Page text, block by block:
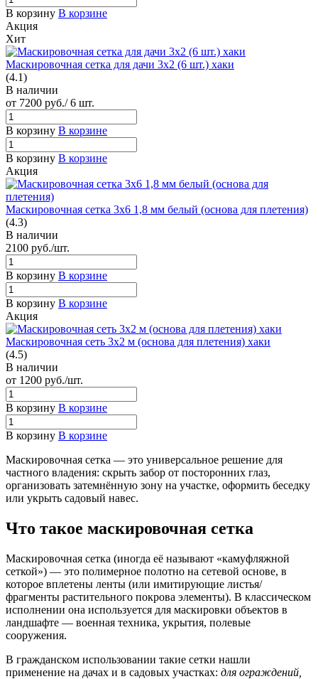
В корзину В корзине
Акция
Хит
Маскировочная сетка для дачи 3х2 (6 шт.) хаки
(4.1)
В наличии
от 7200 руб./ 6 шт.
В корзину В корзине
В корзину В корзине
Акция
Маскировочная сетка 3х6 1,8 мм белый (основа для плетения)
(4.3)
В наличии
2100 руб./шт.
В корзину В корзине
В корзину В корзине
Акция
Маскировочная сеть 3х2 м (основа для плетения) хаки
(4.5)
В наличии
от 1200 руб./шт.
В корзину В корзине
В корзину В корзине
Маскировочная сетка — это универсальное решение для
частного владения: скрыть забор от посторонних глаз,
организовать затемнённую зону на участке, оформить беседку
или укрыть садовый навес.
Что такое маскировочная сетка
Маскировочная сетка (иногда её называют «камуфляжной
сеткой») — это полимерное полотно на сетевой основе, в
которое вплетены ленты (или имитирующие листья/
фрагменты растительного покрова элементы). В классическом
исполнении она используется для маскировки объектов в
ландшафте — военная техника, укрытия, полевые
сооружения.
В гражданском использовании такие сетки нашли
применение на дачах и в садовых участках: для ограждений,